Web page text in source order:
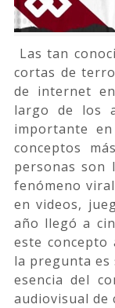
Las tan
cortas de
de internet
largo de los
importante
conceptos
personas son
fenómeno
en videos,
año llegó a
este
la pregunta
esencia del
audiovisual de